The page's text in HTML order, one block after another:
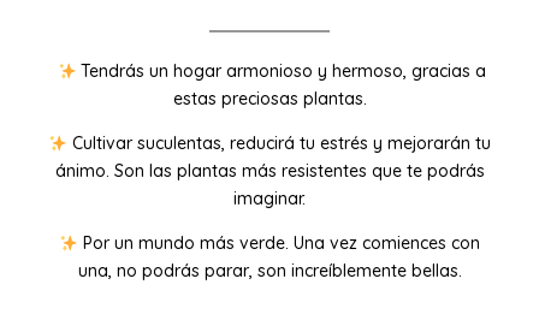
Tendrás un hogar armonioso y hermoso, gracias a
estas preciosas plantas.
Cultivar suculentas, reducirá tu estrés y mejorarán tu
ánimo. Son las plantas más resistentes que te podrás
imaginar.
Por un mundo más verde. Una vez comiences con
una, no podrás parar, son increíblemente bellas.